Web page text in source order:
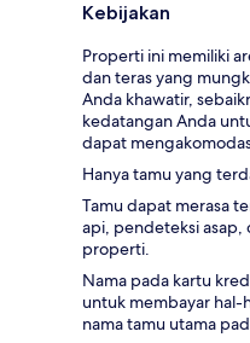
Kebijakan
Properti ini memiliki
dan teras yang
Anda khawatir,
kedatangan Anda
dapat
Hanya tamu yang
Tamu dapat merasa
api, pendeteksi asap,
properti.
Nama pada kartu
untuk membayar hal-
nama tamu utama